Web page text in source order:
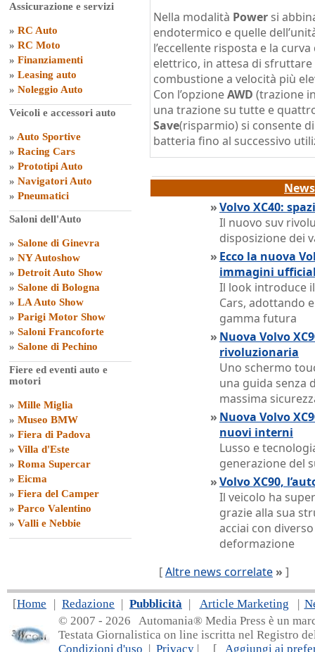
Assicurazione e servizi
» RC Auto
» RC Moto
» Finanziamenti
» Leasing auto
» Noleggio Auto
Veicoli e accessori auto
» Auto Sportive
» Racing Cars
» Prototipi Auto
» Navigatori Auto
» Pneumatici
Saloni dell'Auto
» Salone di Ginevra
» NY Autoshow
» Detroit Auto Show
» Salone di Bologna
» LA Auto Show
» Parigi Motor Show
» Saloni Francoforte
» Salone di Pechino
Fiere ed eventi auto e
motori
» Mille Miglia
» Museo BMW
» Fiera di Padova
» Villa d'Este
» Roma Supercar
» Eicma
» Fiera del Camper
» Parco Valentino
» Valli e Nebbie
Nella modalità Power si
endotermico e quelle
l’eccellente risposta e la
elettrico, in attesa di
combustione a velocità più
Con l’opzioneAWD (trazione
una trazione su tutte e
Save(risparmio) si consente
batteria fino al successivo
»Volvo XC40:
Il nuovo suv
disposizione dei
» Ecco la nuova
immagini
Il look introduce
Cars, adottando
gamma futura
» Nuova Volvo
rivoluzionaria
Uno schermo
una guida senza
massima
» Nuova Volvo
nuovi interni
Lusso e
generazione del
»Volvo XC90,
Il veicolo ha
grazie alla sua
acciai con
deformazione
[Altre news correlate » ]
[Home | Redazione | Pubblicità | Article Marketing |
© 2007 - 2026 Automania® Media Press è un
Testata Giornalistica on line iscritta nel Registro
Condizioni d'uso | Privacy | [ Aggiungi ai